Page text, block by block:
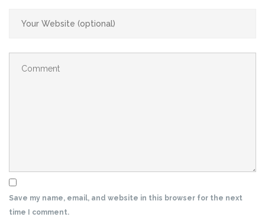
Save my name, email, and website in this browser for the next
time I comment.